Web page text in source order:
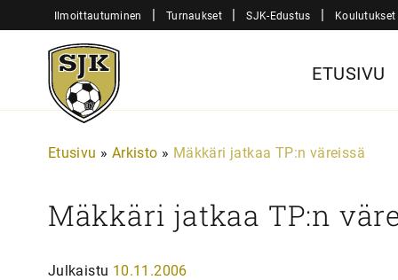
sisältöön
Ilmoittautuminen | Turnaukset | SJK-Edustus | Koulutukset
Sjk-
Juniorit
ETUSIVU
Etusivu » Arkisto » Mäkkäri jatkaa TP:n väreissä
Mäkkäri jatkaa TP:n
Julkaistu 10.11.2006